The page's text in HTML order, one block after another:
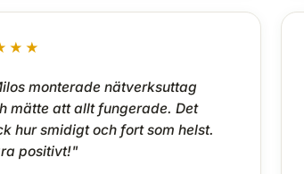
monterade nätverksuttag
mätte att allt fungerade. Det
hur smidigt och fort som helst.
positivt!"